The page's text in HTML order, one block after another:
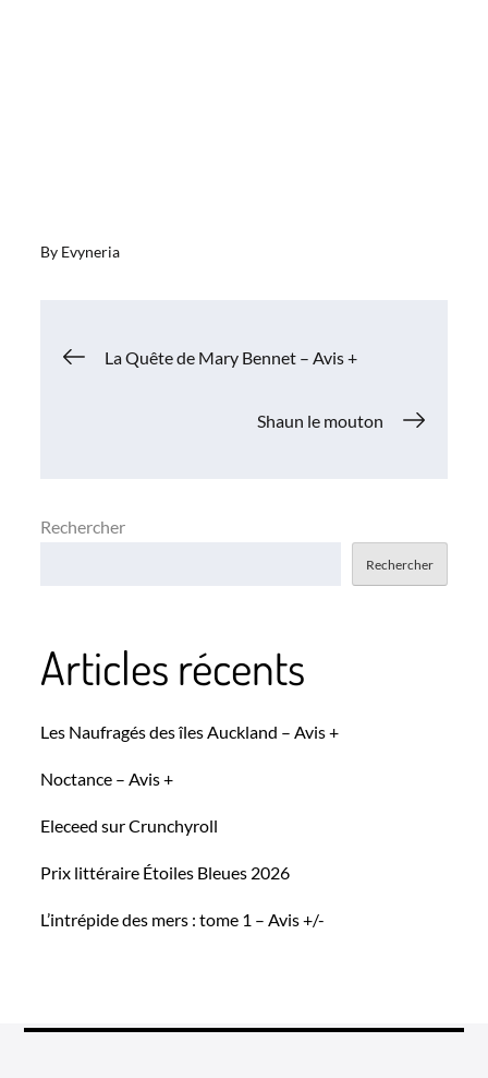
By Evyneria
Navigation
La Quête de Mary Bennet – Avis +
Shaun le mouton
Rechercher
Rechercher
Articles récents
Les Naufragés des îles Auckland – Avis +
Noctance – Avis +
Eleceed sur Crunchyroll
Prix littéraire Étoiles Bleues 2026
L’intrépide des mers : tome 1 – Avis +/-